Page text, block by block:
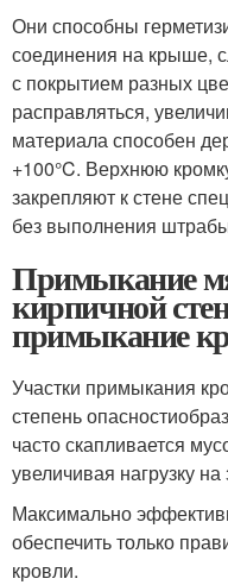
Они способны
соединения на крыше,
с покрытием разных
расправляться,
материала способен
+100°C. Верхнюю
закрепляют к стене
без выполнения
Примыкание
кирпичной
примыкание
Участки примыкания
степень
часто скапливается
увеличивая нагрузку
Максимально
обеспечить только
кровли.